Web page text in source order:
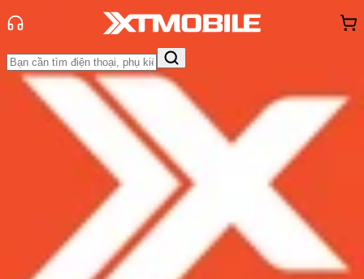
Trang chủ
Tin tức
Đánh Giá - Trên Tay
Đánh Giá - Trên TaySo Sánh Tư vấnKhuyến
Hỏi đáp App - Game Thông báo
hàng - Sự kiện
Đánh giá cấu hình MacBook Air M3:
Chip Apple M3 có mạnh như lời